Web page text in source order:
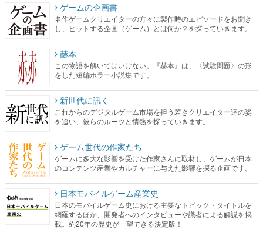
ゲームの企画書
名作ゲームクリエイターの方々に製作時のエピソードをお聞き
し、ヒットする企画（ゲーム）とは何か？を探っていきます。
赫本
この物語を解いてはいけない。『赫本』は、〈試験問題〉の形
をした短編ホラー小説集です。
新世代に訊く
これからのデジタルゲーム市場を担う若きクリエイター達の姿
を追い、彼らのルーツと情熱を探っていきます。
ゲーム世代の作家たち
ゲームに多大な影響を受けた作家さんに取材し、ゲームが日本
のコンテンツ産業やカルチャーに与えた影響を探る企画です。
日本モバイルゲーム産業史
日本のモバイルゲーム史における主要なトピック・タイトルを
網羅するほか、開発者へのインタビューや識者による解説を掲
載。約20年の歴史が一望できる決定版！